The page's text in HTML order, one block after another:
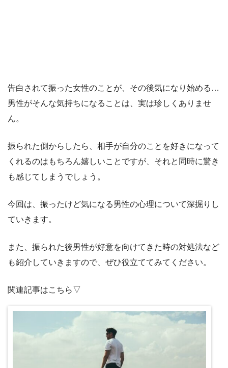
告白されて振った女性のことが、その後気になり始める…
男性がそんな気持ちになることは、実は珍しくありませ
ん。
振られた側からしたら、相手が自分のことを好きになって
くれるのはもちろん嬉しいことですが、それと同時に驚き
も感じてしまうでしょう。
今回は、振ったけど気になる男性の心理について深掘りし
ていきます。
また、振られた後男性が好意を向けてきた時の対処法など
も紹介していきますので、ぜひ役立ててみてください。
関連記事はこちら▽